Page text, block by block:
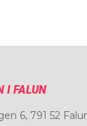
I FALUN
6, 791 52